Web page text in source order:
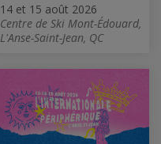
14 et 15 août 2026
Centre de Ski Mont-Édouard,
L'Anse-Saint-Jean, QC